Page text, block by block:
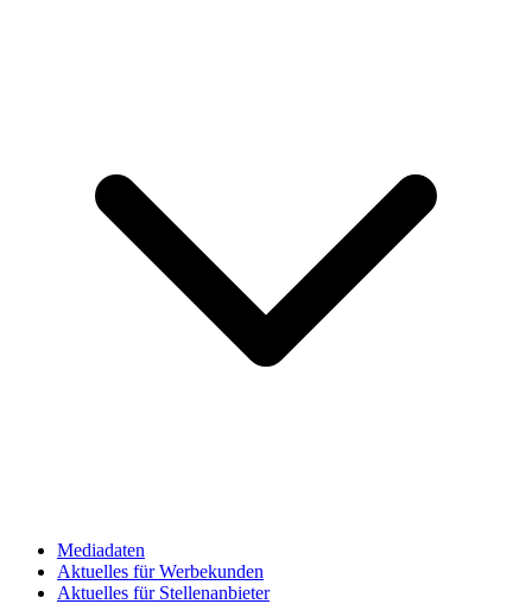
Mediadaten
Aktuelles für Werbekunden
Aktuelles für Stellenanbieter